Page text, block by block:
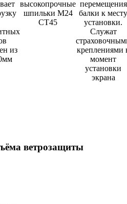
из
высокопрочные
шпильки М24
СТ45
перемещения
балки к месту
установки.
Служат
креплениями
момент
установки
экрана
ветрозащиты